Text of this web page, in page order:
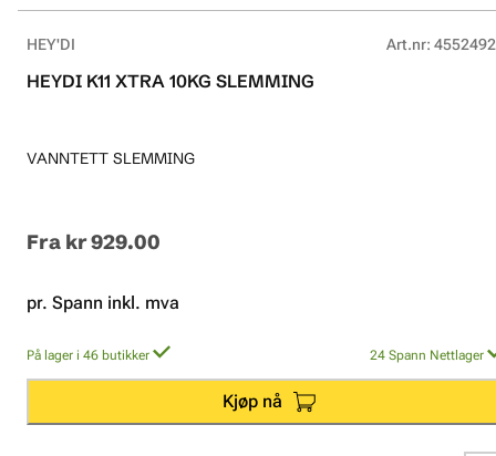
HEY'DI Art.nr:
HEYDI K11 XTRA 10KG SLEMMING
VANNTETT SLEMMING
Fra kr 929.00
pr. Spann inkl. mva
På lager i 46 butikker 24 Spann Nettlager
Kjøp nå